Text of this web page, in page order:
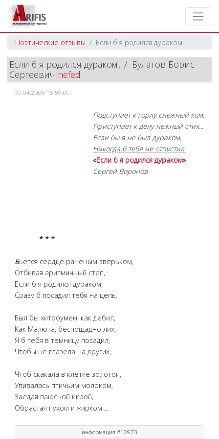
Поэтические отзывы Если б я родился дураком...
Если б я родился дураком... / Булатов Борис
Сергеевич nefed
07.04.2008 16:59:00
Подступает к горлу снежный ком,
Приступает к делу нежный стих...
Если бы я не был дураком,
Никогда б тебя не отпустил.
«Если б я родился дураком»
Сергей Воронов
* * *
Бьётся сердце раненым зверьком,
Отбивая аритмичный степ,
Если б я родился дураком,
Сразу б посадил тебя на цепь.
Был бы хитроумен, как дебил,
Как Малюта, беспощадно лих,
Я б тебя в темницу посадил,
Чтобы не глазела на других,
Чтоб скакала в клетке золотой,
Упивалась птичьим молоком,
Заедая паюсной икрой,
Обрастая пухом и жирком…
информация #10973